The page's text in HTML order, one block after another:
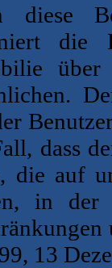
diese
die
dass
die auf
in
13